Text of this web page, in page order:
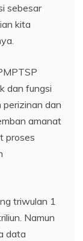
sebesar
kita
dan fungsi
dan
amanat
proses
triwulan 1
Namun
data